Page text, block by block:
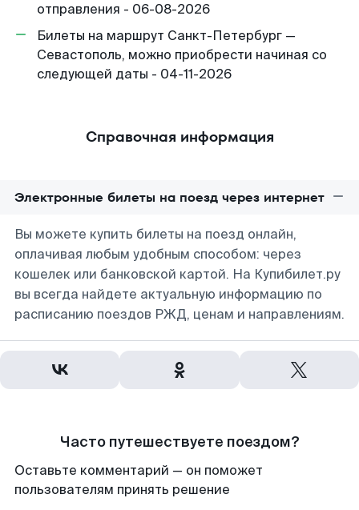
отправления - 06-08-2026
Билеты на маршрут Санкт-Петербург —
Севастополь, можно приобрести начиная со
следующей даты - 04-11-2026
Справочная информация
Электронные билеты на поезд через интернет
Вы можете купить билеты на поезд онлайн,
оплачивая любым удобным способом: через
кошелек или банковской картой. На Купибилет.ру
вы всегда найдете актуальную информацию по
расписанию поездов РЖД, ценам и направлениям.
Часто путешествуете поездом?
Оставьте комментарий — он поможет
пользователям принять решение